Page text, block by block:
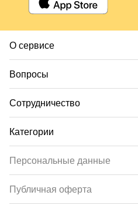
О сервисе
Вопросы
Сотрудничество
Категории
Персональные данные
Публичная оферта